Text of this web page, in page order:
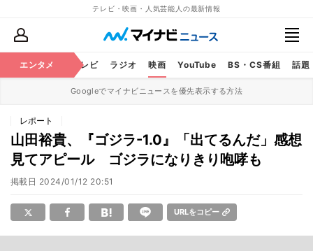
テレビ・映画・人気芸能人の最新情報
エンタメ
芸能 テレビ ラジオ 映画 YouTube BS・CS番組 話題
Googleでマイナビニュースを優先表示する方法
レポート
山田裕貴、『ゴジラ-1.0』「出てるんだ」感想
見てアピール ゴジラになりきり咆哮も
掲載日 2024/01/12 20:51
URLをコピー